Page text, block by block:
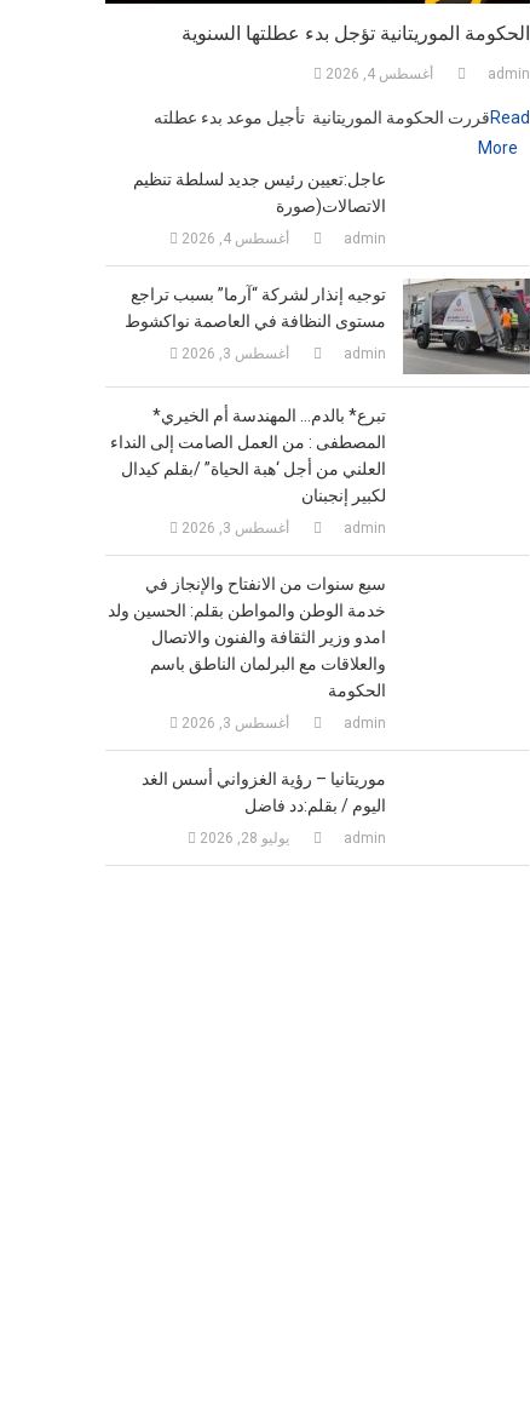
الحكومة الموريتانية تؤجل بدء عطلتها السنوية
أغسطس 4, 2026 admin
قررت الحكومة الموريتانية تأجيل موعد بدء عطلتهRead
More
عاجل:تعيين رئيس جديد لسلطة تنظيم
الاتصالات(صورة
أغسطس 4, 2026 admin
توجيه إنذار لشركة “آرما” بسبب تراجع
مستوى النظافة في العاصمة نواكشوط
أغسطس 3, 2026 admin
*تبرع* بالدم… المهندسة أم الخيري
المصطفى : من العمل الصامت إلى النداء
العلني من أجل ‘هبة الحياة” /بقلم كيدال
لكبير إنجبنان
أغسطس 3, 2026 admin
سبع سنوات من الانفتاح والإنجاز في
خدمة الوطن والمواطن بقلم: الحسين ولد
امدو وزير الثقافة والفنون والاتصال
والعلاقات مع البرلمان الناطق باسم
الحكومة
أغسطس 3, 2026 admin
موريتانيا – رؤية الغزواني أسس الغد
اليوم / بقلم:دد فاضل
يوليو 28, 2026 admin